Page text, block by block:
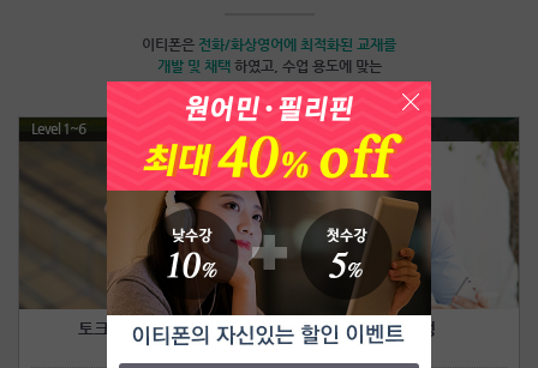
이티폰은 전화/화상영어에 최적화된 교재를
개발 및 채택 하였고, 수업 용도에 맞는
Level 1~6
토크얼라이브과정
Talk Alive
점프업과정
Jump Up